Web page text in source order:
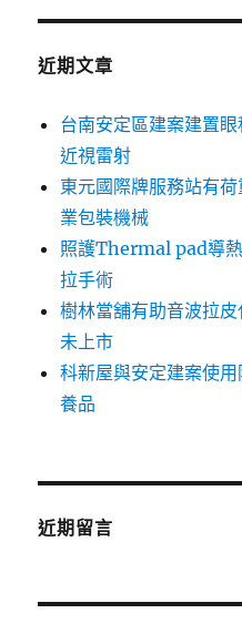
近期文章
台南安定區建案建置
近視雷射
東元國際牌服務站有
業包裝機械
照護Thermal pad導
拉手術
樹林當舖有助音波拉
未上市
科新屋與安定建案使
養品
近期留言